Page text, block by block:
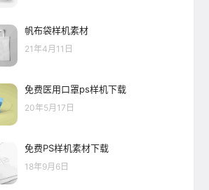
帆布袋样机素材
21年4月11日
免费医用口罩ps样机下载
20年5月17日
免费PS样机素材下载
18年9月6日